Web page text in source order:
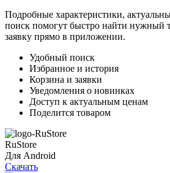
Подробные характеристики,
поиск помогут быстро найти нужный
заявку прямо в приложении.
Удобный поиск
Избранное и история
Корзина и заявки
Уведомления о новинках
Доступ к актуальным ценам
Поделится товаром
RuStore
Для Android
Скачать